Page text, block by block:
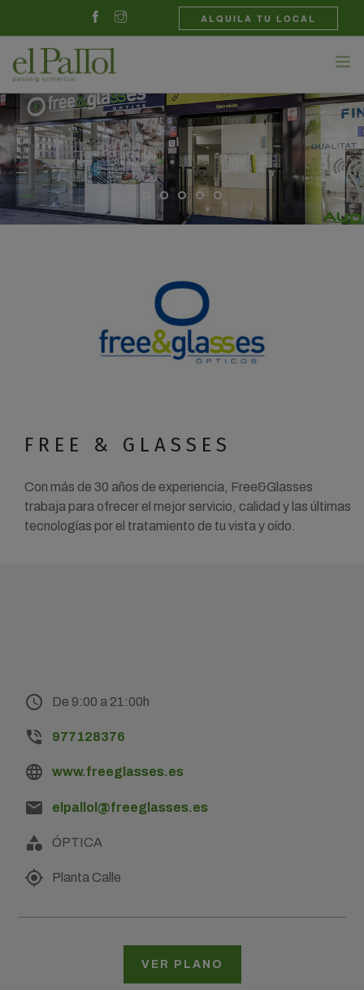
ALQUILA TU LOCAL
TIENDAS
GASTRONOMÍA
NOVEDADES
EL CENTRO
CONTACTO
FREE & GLASSES
Con más de 30 años de experiencia, Free&Glasses
trabaja para ofrecer el mejor servicio, calidad y las últimas
tecnologías por el tratamiento de tu vista y oído.
schedule De 9:00 a 21:00h
phone_in_talk 977128376
language www.freeglasses.es
email elpallol@freeglasses.es
category ÓPTICA
my_location Planta Calle
VER PLANO